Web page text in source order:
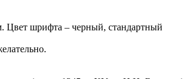
Цвет шрифта – черный, стандартный